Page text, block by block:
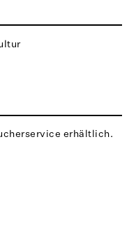
erhältlich.